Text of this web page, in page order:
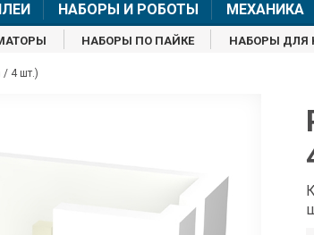
НАБОРЫ И РОБОТЫ МЕХАНИКА
НАБОРЫ ПО ПАЙКЕ НАБОРЫ
/ 4 шт.)
Менеджер
shop@iarduino.ru 8 (499)